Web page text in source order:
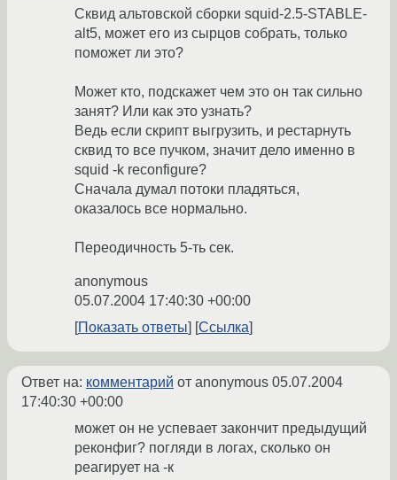
Сквид альтовской сборки squid-2.5-STABLE-
alt5, может его из сырцов собрать, только
поможет ли это?
Может кто, подскажет чем это он так сильно
занят? Или как это узнать?
Ведь если скрипт выгрузить, и рестарнуть
сквид то все пучком, значит дело именно в
squid -k reconfigure?
Сначала думал потоки пладяться,
оказалось все нормально.
Переодичность 5-ть сек.
anonymous
05.07.2004 17:40:30 +00:00
Показать ответы
Ссылка
Ответ на: комментарий от anonymous 05.07.2004
17:40:30 +00:00
может он не успевает закончит предыдущий
реконфиг? погляди в логах, сколько он
реагирует на -к